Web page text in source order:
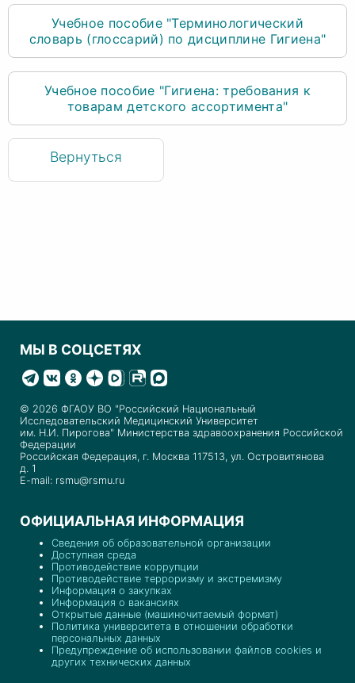
Учебное пособие "Терминологический
словарь (глоссарий) по дисциплине Гигиена"
Учебное пособие "Гигиена: требования к
товарам детского ассортимента"
Вернуться
МЫ В СОЦСЕТЯХ
© 2026 ФГАОУ ВО "Российский Национальный
Исследовательский Медицинский Университет
им. Н.И. Пирогова" Министерства здравоохранения Российской
Федерации
Российская Федерация, г. Москва 117513, ул. Островитянова
д. 1
E-mail: rsmu@rsmu.ru
ОФИЦИАЛЬНАЯ ИНФОРМАЦИЯ
Сведения об образовательной организации
Доступная среда
Противодействие коррупции
Противодействие терроризму и экстремизму
Информация о закупках
Информация о вакансиях
Открытые данные (машиночитаемый формат)
Политика университета в отношении обработки
персональных данных
Предупреждение об использовании файлов cookies и
других технических данных